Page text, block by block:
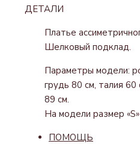
ПАЙЕТКИ
БЕЛОЕ
ДЕТАЛИ
Платье
Шелковый подклад.
Параметры модели:
грудь 80 см, талия 60
89 см.
На модели размер «S»
ПОМОЩЬ